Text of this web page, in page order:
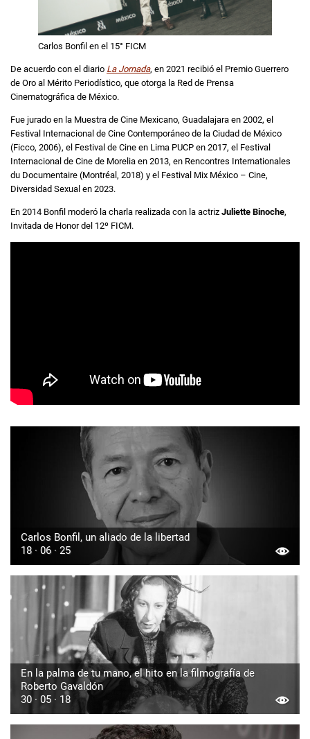
Carlos Bonfil en el 15° FICM
De acuerdo con el diario La Jornada, en 2021 recibió el Premio Guerrero
de Oro al Mérito Periodístico, que otorga la Red de Prensa
Cinematográfica de México.
Fue jurado en la Muestra de Cine Mexicano, Guadalajara en 2002, el
Festival Internacional de Cine Contemporáneo de la Ciudad de México
(Ficco, 2006), el Festival de Cine en Lima PUCP en 2017, el Festival
Internacional de Cine de Morelia en 2013, en Rencontres Internationales
du Documentaire (Montréal, 2018) y el Festival Mix México – Cine,
Diversidad Sexual en 2023.
En 2014 Bonfil moderó la charla realizada con la actriz Juliette Binoche,
Invitada de Honor del 12º FICM.
Carlos Bonfil, un aliado de la libertad
18 · 06 · 25
En la palma de tu mano, el hito en la filmografía de
Roberto Gavaldón
30 · 05 · 18